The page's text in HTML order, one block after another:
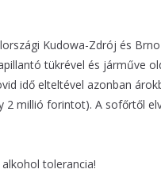
Kudowa-Zdrój és
tükrével és járműve
idő elteltével azonban
2 millió forintot). A sofőrtől
tolerancia!